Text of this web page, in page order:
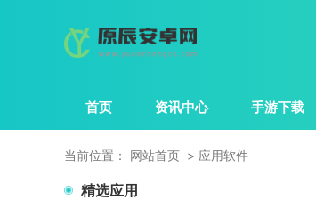
首页 资讯中心 手游下载
当前位置： 网站首页 应用软件
精选应用